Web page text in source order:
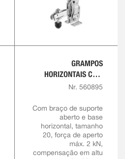
GRAMPOS
HORIZONTAIS COM
ALTURA DE APERTO
Nr. 560895
Com braço de suporte
aberto e base
horizontal, tamanho
20, força de aperto
máx. 2 kN,
compensação em altu